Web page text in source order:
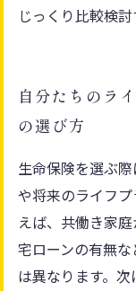
じっくり比較検
自分たちのラ
の選び方
生命保険を選ぶ
や将来のライフ
えば、共働き家
宅ローンの有無
は異なります。